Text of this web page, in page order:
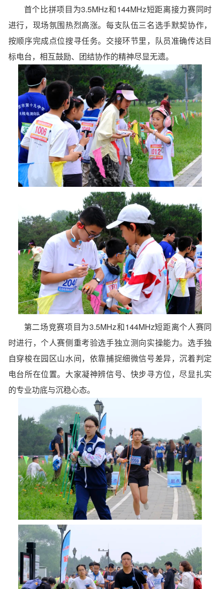
首个比拼项目为3.5MHz和144MHz短距离接力赛同时
进行，现场氛围热烈高涨。每支队伍三名选手默契协作，
按顺序完成点位搜寻任务。交接环节里，队员准确传达目
标电台，相互鼓励、团结协作的精神尽显无遗。
第二场竞赛项目为3.5MHz和144MHz短距离个人赛同
时进行，个人赛侧重考验选手独立测向实操能力。选手独
自穿梭在园区山水间，依靠捕捉细微信号差异，沉着判定
电台所在位置。大家凝神辨信号、快步寻方位，尽显扎实
的专业功底与沉稳心态。